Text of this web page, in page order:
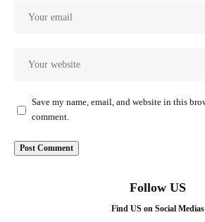
Save my name, email, and website in this
comment.
Follow US
Find US on Social Medias